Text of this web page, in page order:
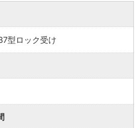
型ロック受け
とは
ださい。